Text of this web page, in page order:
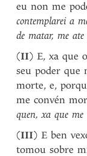
eu non me
contemplarei a
de matar, me ate
(II) E, xa que
seu poder que
morte, e,
me convén
quen, xa que
(III) E ben
tomou sobre